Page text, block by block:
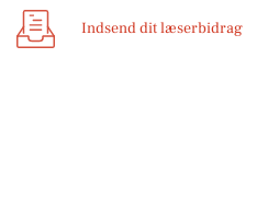
Indsend dit læserbidrag